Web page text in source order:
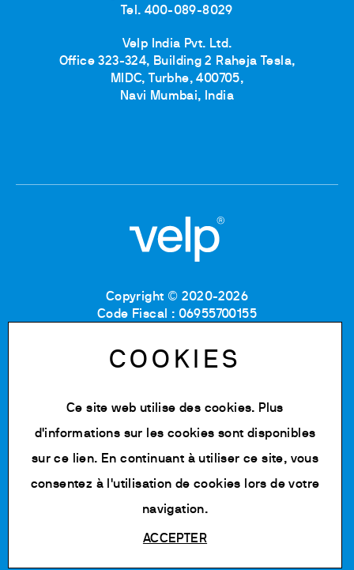
Tel. 400-089-8029
Velp India Pvt. Ltd.
Office 323-324, Building 2 Raheja Tesla,
MIDC, Turbhe, 400705,
Navi Mumbai, India
Copyright © 2020-2026
Code Fiscal : 06955700155
MB Registre du commerce et des sociétés :
06955700155
Capital social : 500 000,00 € e.v.
Politique de confidentialité
Cookie Policy
Conditions d'utilisation
COOKIES
Ce site web utilise des cookies. Plus
d'informations sur les cookies sont disponibles
surce lien. En continuant à utiliser ce site, vous
consentez à l'utilisation de cookies lors de votre
navigation.
ACCEPTER
Powered by Siglacom